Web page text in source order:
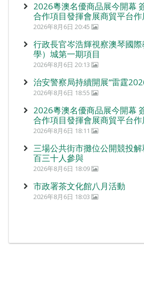
2026粵澳名優商品展今開幕
合作項目發揮會展商貿平台作
2026年8月6日 20:45
行政長官岑浩輝視察澳琴國
學）城第一期項目
2026年8月6日 20:13
治安警察局持續開展“雷霆
2026年8月6日 18:55
2026粵澳名優商品展今開幕
合作項目發揮會展商貿平台作
2026年8月6日 18:11
三場公共街市攤位公開競投
百三十人參與
2026年8月6日 18:09
市政署茶文化館八月活動
2026年8月6日 18:03